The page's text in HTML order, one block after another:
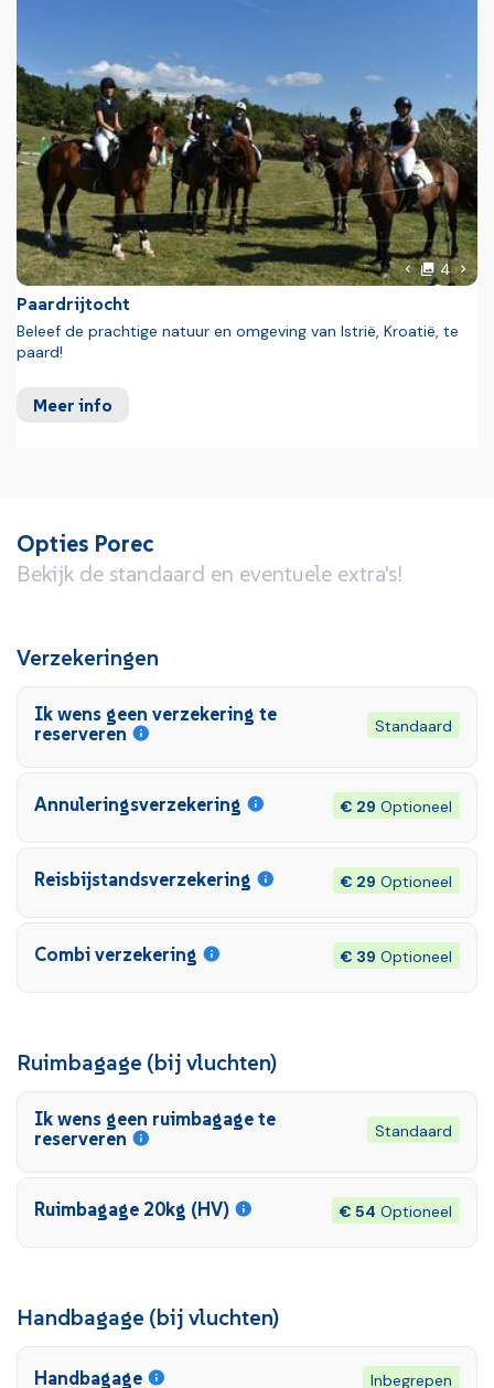
Paardrijtocht
Beleef de prachtige natuur en omgeving van Istrië, Kroatië, te
paard!
Meer info
Vorige foto
4
Opties Porec
Bekijk de standaard en eventuele extra's!
Verzekeringen
Ik wens geen verzekering te
reserveren
Standaard
Annuleringsverzekering € 29 Optioneel
Reisbijstandsverzekering € 29 Optioneel
Combi verzekering € 39 Optioneel
Ruimbagage (bij vluchten)
Ik wens geen ruimbagage te
reserveren
Standaard
Ruimbagage 20kg (HV) € 54 Optioneel
Handbagage (bij vluchten)
Handbagage Inbegrepen